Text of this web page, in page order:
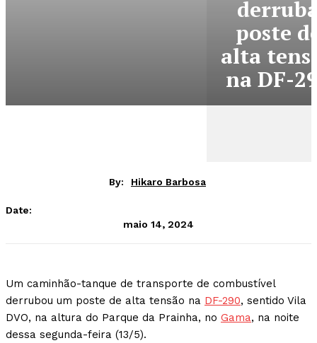
poste
alta
na DF-
By: Hikaro Barbosa
Date:
maio 14, 2024
Um caminhão-tanque de transporte de combustível
derrubou um poste de alta tensão na DF-290, sentido Vila
DVO, na altura do Parque da Prainha, no Gama, na noite
dessa segunda-feira (13/5).